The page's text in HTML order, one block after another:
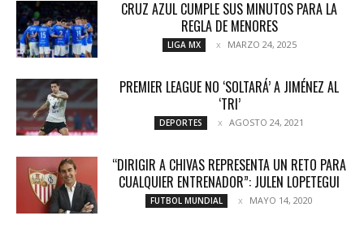
CRUZ AZUL CUMPLE SUS MINUTOS PARA LA
REGLA DE MENORES
LIGA MX MARZO 24, 2025
PREMIER LEAGUE NO ‘SOLTARÁ’ A JIMÉNEZ AL
‘TRI’
DEPORTES AGOSTO 24, 2021
“DIRIGIR A CHIVAS REPRESENTA UN RETO PARA
CUALQUIER ENTRENADOR”: JULEN LOPETEGUI
FUTBOL MUNDIAL MAYO 14, 2020